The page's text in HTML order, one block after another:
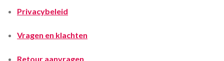
Privacybeleid
Vragen en klachten
Retour aanvragen